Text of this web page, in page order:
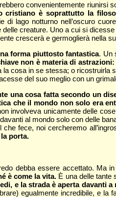
convenientemente riunirsi
cristiano è soprattutto la
lago notturno nell’oscuro
creature. Uno a cui si
crescerà e germoglierà nella
forma piuttosto fantastica. Un
non è materia di
cosa in se stessa; o
del suo meglio con un
una cosa fatta secondo un
che il mondo non solo era
involveva unicamente delle
al mondo solo con delle
fece, noi cercheremo
porta.
debba essere accettato. Ma
è come la vita. È una delle tante
e la strada è aperta davanti a
egualmente incredibile, e